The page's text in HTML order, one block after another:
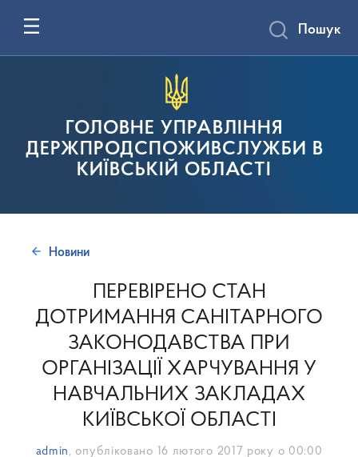
ГОЛОВНЕ УПРАВЛІННЯ
ДЕРЖПРОДСПОЖИВСЛУЖБИ В
КИЇВСЬКІЙ ОБЛАСТІ
Пошук
Новини
ПЕРЕВІРЕНО СТАН
ДОТРИМАННЯ САНІТАРНОГО
ЗАКОНОДАВСТВА ПРИ
ОРГАНІЗАЦІЇ ХАРЧУВАННЯ У
НАВЧАЛЬНИХ ЗАКЛАДАХ
КИЇВСЬКОЇ ОБЛАСТІ
admin , опубліковано 16 лютого 2017 року о 00:00